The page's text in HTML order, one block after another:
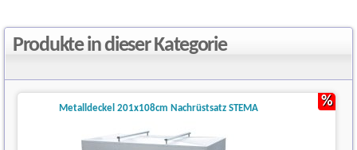
Produkte in dieser Kategorie
Metalldeckel 201x108cm Nachrüstsatz STEMA %